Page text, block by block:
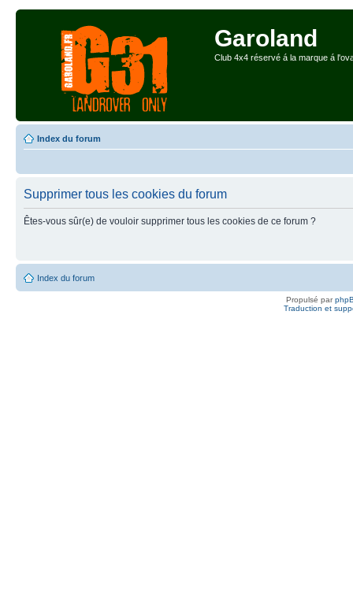
Garoland
Club 4x4 réservé á la marque á
Index du forum
Supprimer tous les cookies du forum
Êtes-vous sûr(e) de vouloir supprimer tous les cookies de ce forum ?
Index du forum
Propulsé par
Traduction et